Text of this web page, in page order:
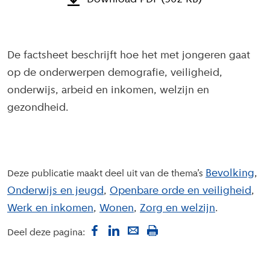
De factsheet beschrijft hoe het met jongeren gaat
op de onderwerpen demografie, veiligheid,
onderwijs, arbeid en inkomen, welzijn en
gezondheid.
Deze publicatie maakt deel uit van de thema’s Bevolking
Onderwijs en jeugd Openbare orde en veiligheid
Werk en inkomen
Wonen Zorg en welzijn
Deel deze pagina: